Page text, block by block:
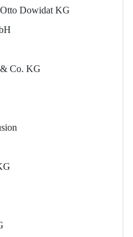
Dowidat KG
Co. KG